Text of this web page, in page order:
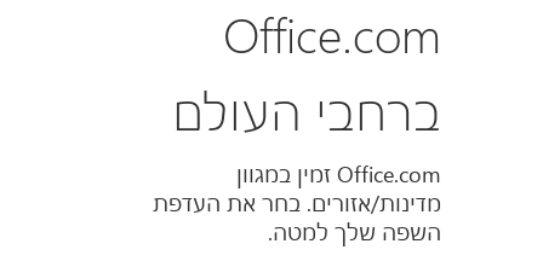
Office.com
ברחבי העולם
Office.com זמין במגוון
מדינות/אזורים. בחר את העדפת
השפה שלך למטה.